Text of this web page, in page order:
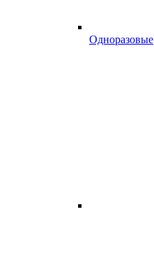
Одноразовые